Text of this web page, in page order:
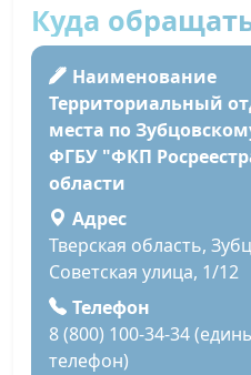
Куда
Наименование
Территориальный
места по
ФГБУ "ФКП
области
Адрес
Тверская область,
Советская улица, 1/12
Телефон
8 (800) 100-34-34
телефон)